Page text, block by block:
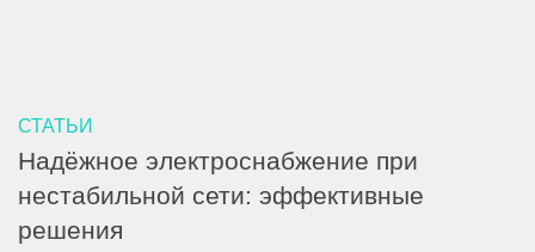
СТАТЬИ
Надёжное электроснабжение при
нестабильной сети: эффективные
решения